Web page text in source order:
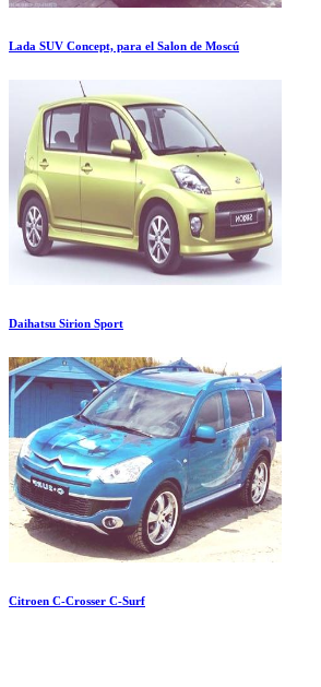
Lada SUV Concept, para el Salon de Moscú
Daihatsu Sirion Sport
Citroen C-Crosser C-Surf